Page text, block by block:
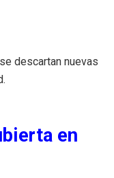
descartan nuevas
en